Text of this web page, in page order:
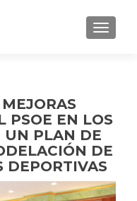
PSOE EN LOS
UN PLAN DE
DE
DEPORTIVAS